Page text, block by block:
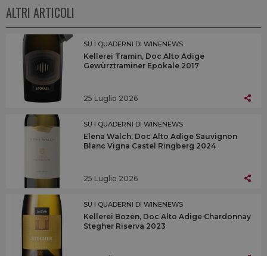
ALTRI ARTICOLI
SU I QUADERNI DI WINENEWS
Kellerei Tramin, Doc Alto Adige
Gewürztraminer Epokale 2017
25 Luglio 2026
SU I QUADERNI DI WINENEWS
Elena Walch, Doc Alto Adige Sauvignon
Blanc Vigna Castel Ringberg 2024
25 Luglio 2026
SU I QUADERNI DI WINENEWS
Kellerei Bozen, Doc Alto Adige Chardonnay
Stegher Riserva 2023